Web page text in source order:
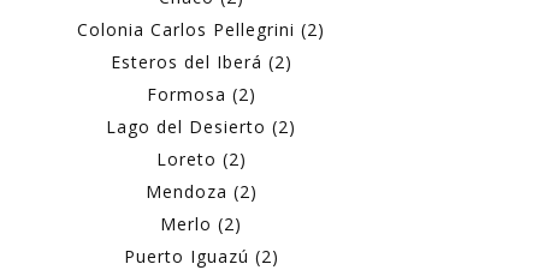
Colonia Carlos Pellegrini (2)
Esteros del Iberá (2)
Formosa (2)
Lago del Desierto (2)
Loreto (2)
Mendoza (2)
Merlo (2)
Puerto Iguazú (2)